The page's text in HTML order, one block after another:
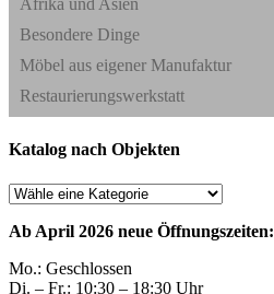
Afrika und Asien
Besondere Dinge
Möbel aus eigener Manufaktur
Restaurierungswerkstatt
Katalog nach Objekten
Ab April 2026 neue Öffnungszeiten:
Mo.: Geschlossen
Di. – Fr.: 10:30 – 18:30 Uhr